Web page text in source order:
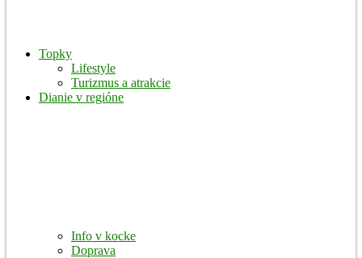
Topky
Lifestyle
Turizmus a atrakcie
Dianie v regióne
Info v kocke
Doprava